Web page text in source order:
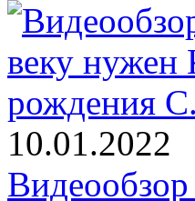
10.01.2022